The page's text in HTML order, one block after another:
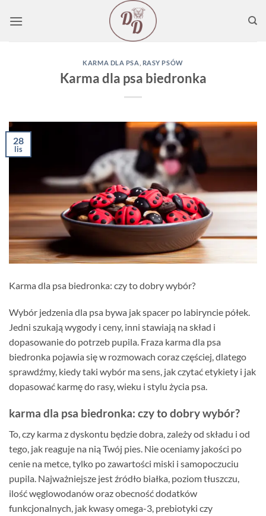
KARMA DLA PSA RASY PSÓW
Karma dla psa biedronka
28
lis
Karma dla psa biedronka: czy to dobry wybór?
Wybór jedzenia dla psa bywa jak spacer po labiryncie półek.
Jedni szukają wygody i ceny, inni stawiają na skład i
dopasowanie do potrzeb pupila. Fraza karma dla psa
biedronka pojawia się w rozmowach coraz częściej, dlatego
sprawdźmy, kiedy taki wybór ma sens, jak czytać etykiety i jak
dopasować karmę do rasy, wieku i stylu życia psa.
karma dla psa biedronka: czy to dobry wybór?
To, czy karma z dyskontu będzie dobra, zależy od składu i od
tego, jak reaguje na nią Twój pies. Nie oceniamy jakości po
cenie na metce, tylko po zawartości miski i samopoczuciu
pupila. Najważniejsze jest źródło białka, poziom tłuszczu,
ilość węglowodanów oraz obecność dodatków
funkcjonalnych, jak kwasy omega-3, prebiotyki czy